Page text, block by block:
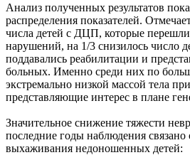
Анализ полученных результатов
распределения показателей.
числа детей с ДЦП, которые
нарушений, на 1/3 снизилось число
поддавались реабилитации и
больных. Именно среди них по
экстремально низкой массой тела
представляющие интерес в плане
Значительное снижение тяжести
последние годы наблюдения
выхаживания недоношенных детей: